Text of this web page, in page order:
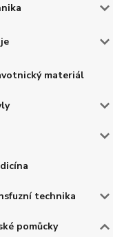
materiál
technika
pomůcky